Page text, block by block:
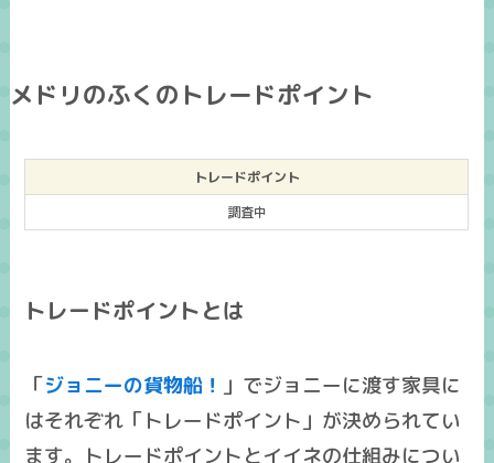
メドリのふくのトレードポイント
トレードポイント
調査中
トレードポイントとは
「ジョニーの貨物船！ 」でジョニーに渡す家具に
はそれぞれ「トレードポイント」が決められてい
ます。トレードポイントとイイネの仕組みについ